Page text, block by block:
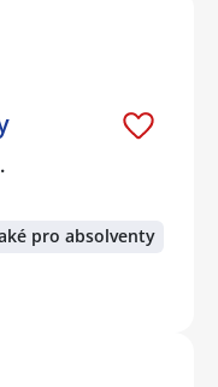
pro absolventy